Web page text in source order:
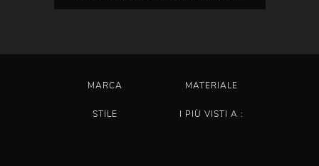
MARCA MATERIALE
STILE I PIÙ VISTI A :